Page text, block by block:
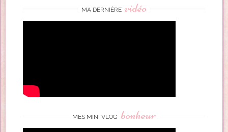
MA DERNIÈRE vidéo
MES MINI VLOG bonheur